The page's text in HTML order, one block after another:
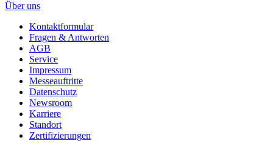
Über uns
Kontaktformular
Fragen & Antworten
AGB
Service
Impressum
Messeauftritte
Datenschutz
Newsroom
Karriere
Standort
Zertifizierungen